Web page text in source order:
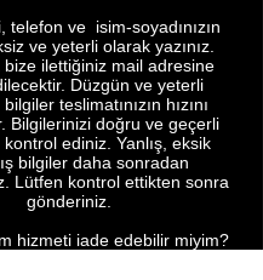
telefon ve isim-soyadınızın
ve yeterli olarak yazınız.
bize ilettiğiniz mail adresine
Düzgün ve yeterli
teslimatınızın hızını
Bilgilerinizi doğru ve geçerli
ediniz. Yanlış, eksik
bilgiler daha sonradan
Lütfen kontrol ettikten sonra
gönderiniz.
hizmeti iade edebilir miyim?